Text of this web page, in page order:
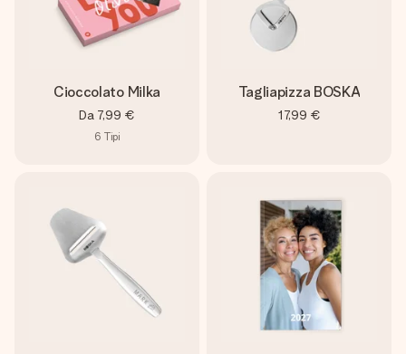
Cioccolato Milka
Da 7,99 €
6 Tipi
Tagliapizza BOSKA
17,99 €